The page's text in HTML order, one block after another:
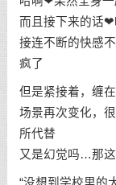
而且接下来的话
接连不断的快感
疯了
但是紧接着，缠
场景再次变化，
所代替
又是幻觉吗…那
“没想到学校里的